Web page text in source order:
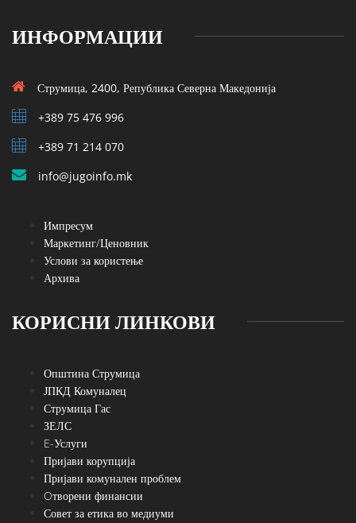
ИНФОРМАЦИИ
Струмица, 2400, Република Северна Македонија
+389 75 476 996
+389 71 214 070
info@jugoinfo.mk
Импресум
Маркетинг/Ценовник
Услови за користење
Архива
КОРИСНИ ЛИНКОВИ
Општина Струмица
ЈПКД Комуналец
Струмица Гас
ЗЕЛС
E-Услуги
Пријави корупција
Пријави комунален проблем
Oтворени финансии
Совет за етика во медиуми